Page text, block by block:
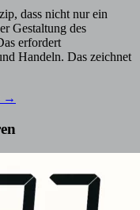
dass nicht nur ein
Gestaltung des
erfordert
Handeln. Das zeichnet
→